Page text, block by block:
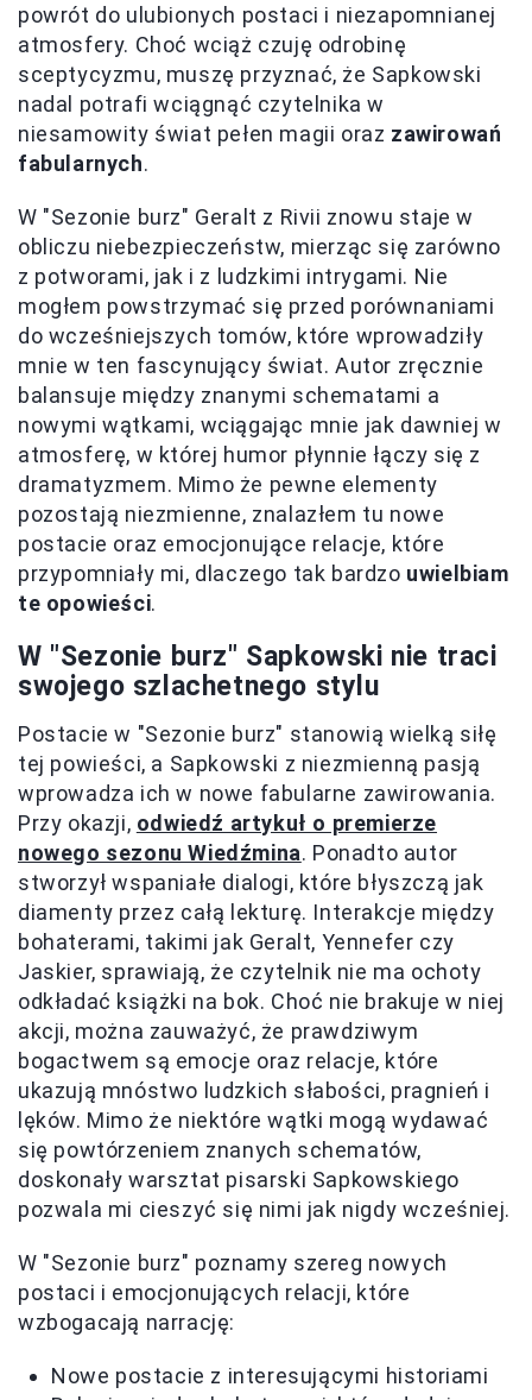
powrót do ulubionych postaci i niezapomnianej
atmosfery. Choć wciąż czuję odrobinę
sceptycyzmu, muszę przyznać, że Sapkowski
nadal potrafi wciągnąć czytelnika w
niesamowity świat pełen magii oraz zawirowań
fabularnych.
W "Sezonie burz" Geralt z Rivii znowu staje w
obliczu niebezpieczeństw, mierząc się zarówno
z potworami, jak i z ludzkimi intrygami. Nie
mogłem powstrzymać się przed porównaniami
do wcześniejszych tomów, które wprowadziły
mnie w ten fascynujący świat. Autor zręcznie
balansuje między znanymi schematami a
nowymi wątkami, wciągając mnie jak dawniej w
atmosferę, w której humor płynnie łączy się z
dramatyzmem. Mimo że pewne elementy
pozostają niezmienne, znalazłem tu nowe
postacie oraz emocjonujące relacje, które
przypomniały mi, dlaczego tak bardzo uwielbiam
te opowieści.
W "Sezonie burz" Sapkowski nie traci
swojego szlachetnego stylu
Postacie w "Sezonie burz" stanowią wielką siłę
tej powieści, a Sapkowski z niezmienną pasją
wprowadza ich w nowe fabularne zawirowania.
Przy okazji, odwiedź artykuł o premierze
nowego sezonu Wiedźmina. Ponadto autor
stworzył wspaniałe dialogi, które błyszczą jak
diamenty przez całą lekturę. Interakcje między
bohaterami, takimi jak Geralt, Yennefer czy
Jaskier, sprawiają, że czytelnik nie ma ochoty
odkładać książki na bok. Choć nie brakuje w niej
akcji, można zauważyć, że prawdziwym
bogactwem są emocje oraz relacje, które
ukazują mnóstwo ludzkich słabości, pragnień i
lęków. Mimo że niektóre wątki mogą wydawać
się powtórzeniem znanych schematów,
doskonały warsztat pisarski Sapkowskiego
pozwala mi cieszyć się nimi jak nigdy wcześniej.
W "Sezonie burz" poznamy szereg nowych
postaci i emocjonujących relacji, które
wzbogacają narrację:
Nowe postacie z interesującymi historiami